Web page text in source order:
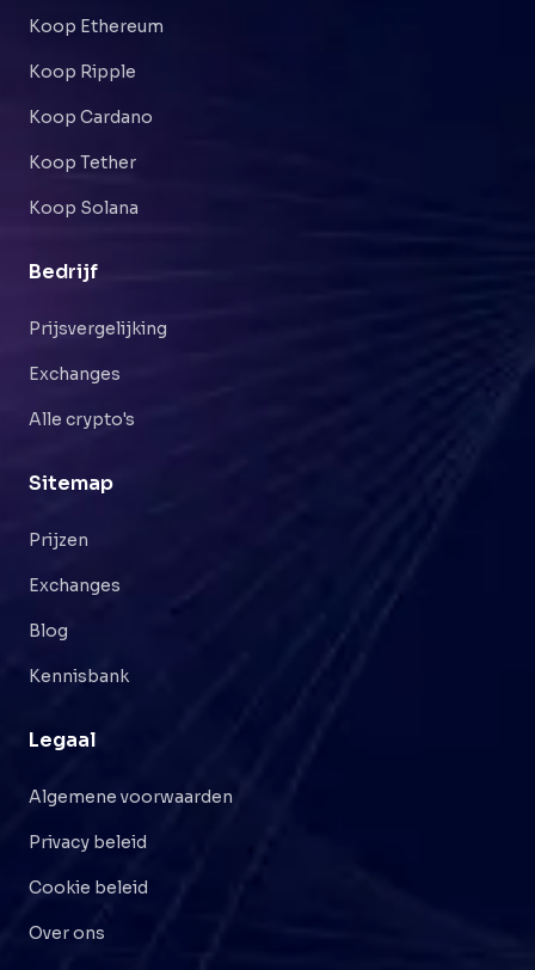
Koop Ethereum
Koop Ripple
Koop Cardano
Koop Tether
Koop Solana
Bedrijf
Prijsvergelijking
Exchanges
Alle crypto's
Sitemap
Prijzen
Exchanges
Blog
Kennisbank
Legaal
Algemene voorwaarden
Privacy beleid
Cookie beleid
Over ons